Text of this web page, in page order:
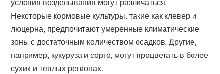
Некоторые кормовые культуры, такие как клевер и
люцерна, предпочитают умеренные климатические
зоны с достаточным количеством осадков. Другие,
например, кукуруза и сорго, могут процветать в более
сухих и теплых регионах.